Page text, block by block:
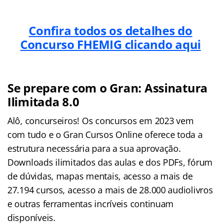
Confira todos os detalhes do
Concurso FHEMIG clicando aqui
Se prepare com o Gran: Assinatura
Ilimitada 8.0
Alô, concurseiros! Os concursos em 2023 vem
com tudo e o Gran Cursos Online oferece toda a
estrutura necessária para a sua aprovação.
Downloads ilimitados das aulas e dos PDFs, fórum
de dúvidas, mapas mentais, acesso a mais de
27.194 cursos, acesso a mais de 28.000 audiolivros
e outras ferramentas incríveis continuam
disponíveis.